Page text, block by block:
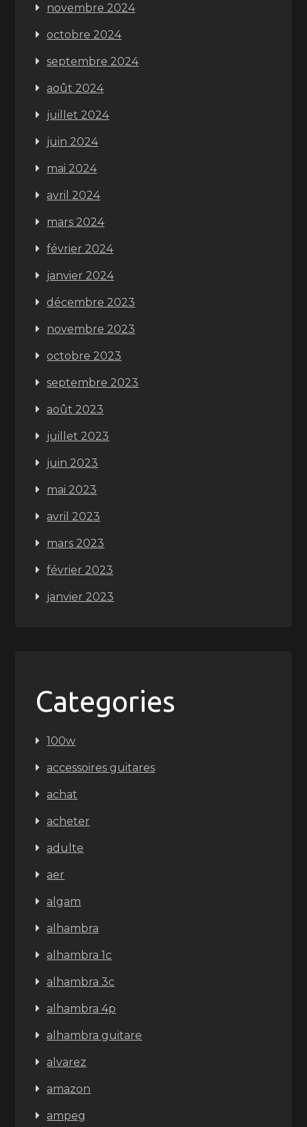
novembre 2024
octobre 2024
septembre 2024
août 2024
juillet 2024
juin 2024
mai 2024
avril 2024
mars 2024
février 2024
janvier 2024
décembre 2023
novembre 2023
octobre 2023
septembre 2023
août 2023
juillet 2023
juin 2023
mai 2023
avril 2023
mars 2023
février 2023
janvier 2023
Categories
100w
accessoires guitares
achat
acheter
adulte
aer
algam
alhambra
alhambra 1c
alhambra 3c
alhambra 4p
alhambra guitare
alvarez
amazon
ampeg